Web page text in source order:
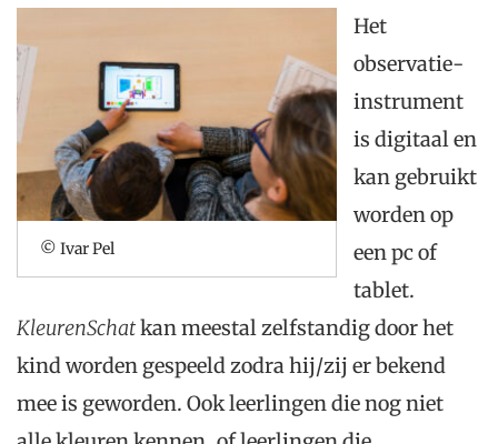
© Ivar Pel
Het
observatie-
instrument
is digitaal en
kan gebruikt
worden op
een pc of
tablet.
KleurenSchatkan meestal zelfstandig door het
kind worden gespeeld zodra hij/zij er bekend
mee is geworden. Ook leerlingen die nog niet